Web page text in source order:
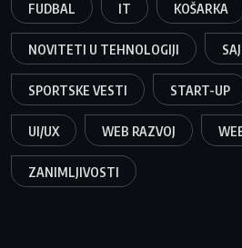
FUDBAL IT KOŠARKA
NOVITETI U TEHNOLOGIJI
SPORTSKE VESTI START-UP
UI/UX WEB RAZVOJ
ZANIMLJIVOSTI